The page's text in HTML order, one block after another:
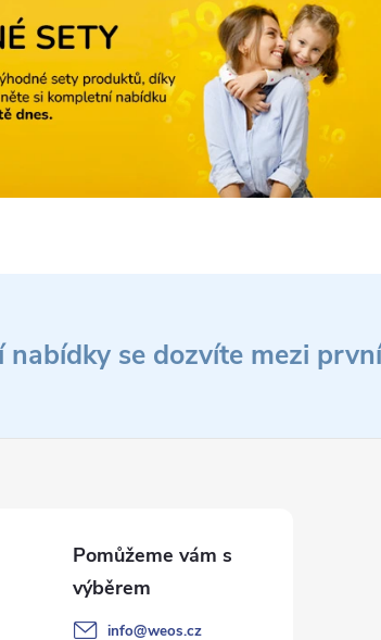
nabídky se dozvíte mezi
info@weos.cz